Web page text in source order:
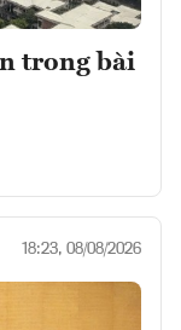
trong bài
18:23, 08/08/2026